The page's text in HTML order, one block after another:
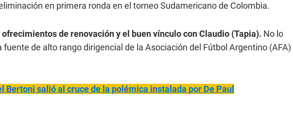
en primera ronda en el torneo Sudamericano de Colombia.
de renovación y el buen vínculo con Claudio (Tapia). No lo
de alto rango dirigencial de la Asociación del Fútbol Argentino (AFA)
Bertoni salió al cruce de la polémica instalada por De Paul